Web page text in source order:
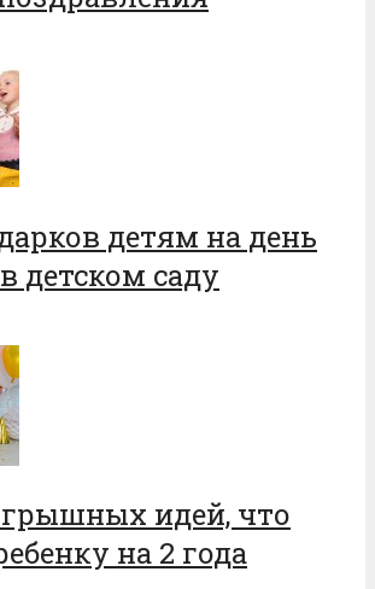
детям на день
детском саду
идей, что
на 2 года